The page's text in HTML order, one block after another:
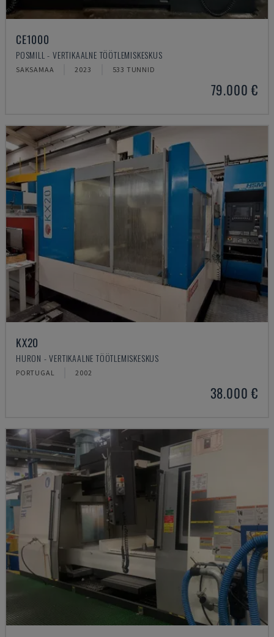
CE1000
POSMILL - VERTIKAALNE TÖÖTLEMISKESKUS
SAKSAMAA 2023 533 TUNNID
79.000 €
KX20
HURON - VERTIKAALNE TÖÖTLEMISKESKUS
PORTUGAL 2002
38.000 €